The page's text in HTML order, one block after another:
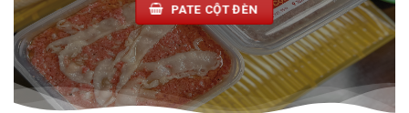
PATE CỘT ĐÈN